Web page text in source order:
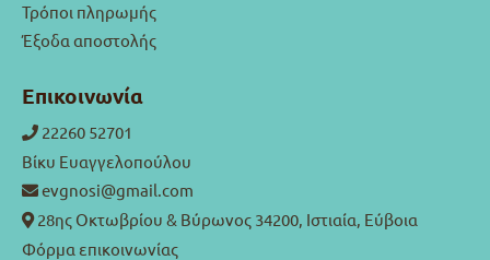
Τρόποι πληρωμής
Έξοδα αποστολής
Επικοινωνία
22260 52701
Βίκυ Ευαγγελοπούλου
evgnosi@gmail.com
28ης Οκτωβρίου & Βύρωνος 34200, Ιστιαία, Εύβοια
Φόρμα επικοινωνίας